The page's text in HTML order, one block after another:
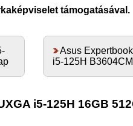
támogatásával.
Asus
i5-125H
i5-125H 16GB